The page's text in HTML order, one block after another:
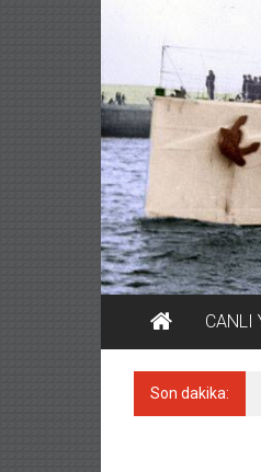
CANLI
Son dakika: